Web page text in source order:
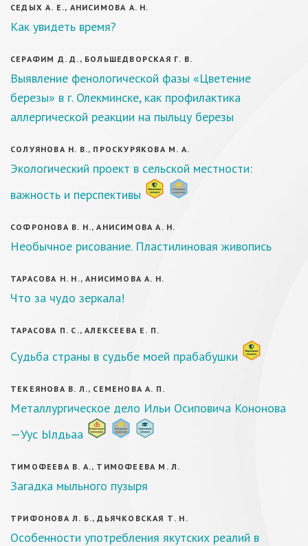
СЕДЫХ А. Е., АНИСИМОВА А. Н.
Как увидеть время?
СЕРАФИМ Д. Д., БОЛЬШЕДВОРСКАЯ Г. В.
Выявление фенологической фазы «Цветение
березы» в г. Олекминске, как профилактика
аллергической реакции на пыльцу березы
СОЛУЯНОВА Н. В., ПРОСКУРЯКОВА М. А.
Экологический проект в сельской местности:
важность и перспективы
СОФРОНОВА В. Н., АНИСИМОВА А. Н.
Необычное рисование. Пластилиновая живопись
ТАРАСОВА Н. Н., АНИСИМОВА А. Н.
Что за чудо зеркала!
ТАРАСОВА П. С., АЛЕКСЕЕВА Е. П.
Судьба страны в судьбе моей прабабушки
ТЕКЕЯНОВА В. Л., СЕМЕНОВА А. П.
Металлургическое дело Ильи Осиповича Кононова
—Уус Ылдьаа
ТИМОФЕЕВА В. А., ТИМОФЕЕВА М. Л.
Загадка мыльного пузыря
ТРИФОНОВА Л. Б., ДЬЯЧКОВСКАЯ Т. Н.
Особенности употребления якутских реалий в